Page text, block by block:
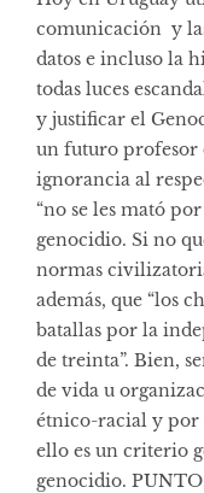
comunicación y
datos e incluso la
todas luces
y justificar el
un futuro profesor
ignorancia al
“no se les mató
genocidio. Si no
normas
además, que “los
batallas por la
de treinta”. Bien,
de vida u
étnico-racial y por
ello es un criterio
genocidio.